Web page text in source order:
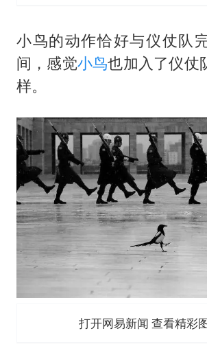
小鸟的动作恰好与仪仗队
间，感觉小鸟也加入了仪仗
样。
打开网易新闻 查看精彩